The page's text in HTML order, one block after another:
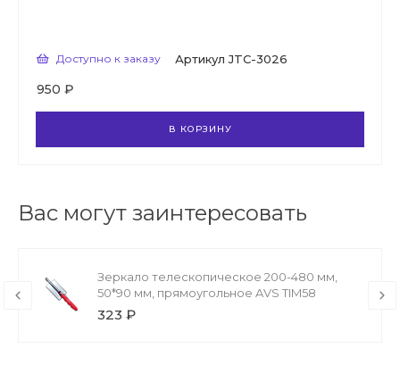
Доступно к заказу Артикул JTC-3026
950 ₽
В КОРЗИНУ
Вас могут заинтересовать
Зеркало телескопическое 200-480 мм,
50*90 мм, прямоугольное AVS TIM58
323 ₽